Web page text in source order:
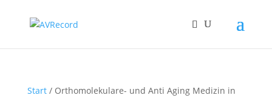
Start/ Orthomolekulare- und Anti Aging Medizin in